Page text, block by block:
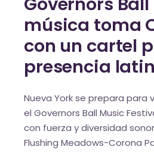
música toma
con un cartel
presencia
Nueva York se prepara para
el Governors Ball Music
con fuerza y diversidad
Flushing Meadows-Corona